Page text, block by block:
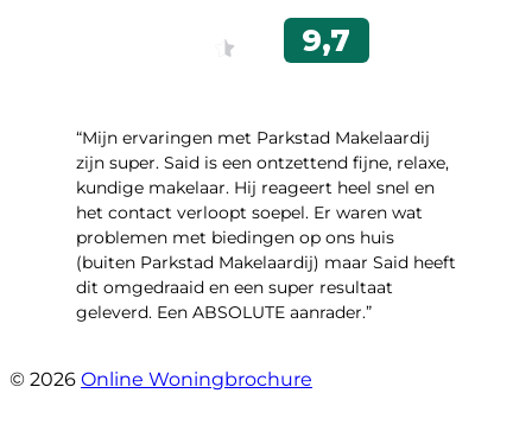
“Mijn ervaringen met Parkstad Makelaardij
zijn super. Said is een ontzettend fijne, relaxe,
kundige makelaar. Hij reageert heel snel en
het contact verloopt soepel. Er waren wat
problemen met biedingen op ons huis
(buiten Parkstad Makelaardij) maar Said heeft
dit omgedraaid en een super resultaat
geleverd. Een ABSOLUTE aanrader.”
© 2026 Online Woningbrochure